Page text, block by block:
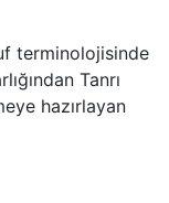
terminolojisinde
Tanrı
hazırlayan